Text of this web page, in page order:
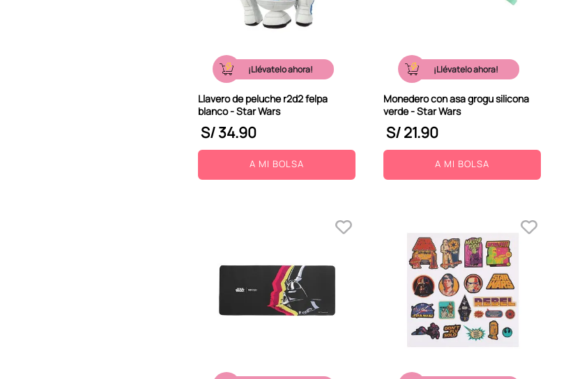
¡Llévatelo ahora!
Llavero de peluche r2d2 felpa
blanco - Star Wars
S/34.90
A MI BOLSA
¡Llévatelo ahora!
Monedero con asa grogu silicona
verde - Star Wars
S/21.90
A MI BOLSA